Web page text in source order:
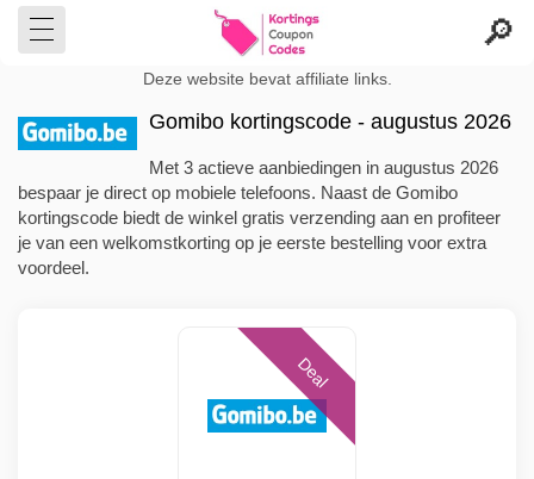
Deze website bevat affiliate links.
Gomibo kortingscode - augustus 2026
Met 3 actieve aanbiedingen in augustus 2026
bespaar je direct op mobiele telefoons. Naast de Gomibo
kortingscode biedt de winkel gratis verzending aan en profiteer
je van een welkomstkorting op je eerste bestelling voor extra
voordeel.
Deal